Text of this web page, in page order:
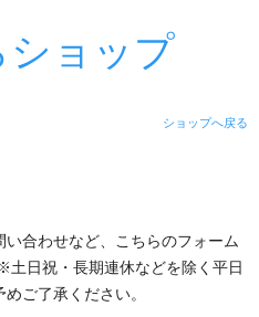
ショップ
ショップへ戻る
合わせなど、こちらのフォーム
日祝・長期連休などを除く平日
ご了承ください。